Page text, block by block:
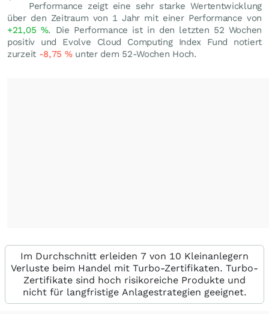
Performance zeigt eine sehr starke Wertentwicklung
über den Zeitraum von 1 Jahr mit einer Performance von
+21,05 %. Die Performance ist in den letzten 52 Wochen
positiv und Evolve Cloud Computing Index Fund notiert
zurzeit -8,75 %unter dem 52-Wochen Hoch.
Im Durchschnitt erleiden 7 von 10 Kleinanlegern
Verluste beim Handel mit Turbo-Zertifikaten. Turbo-
Zertifikate sind hoch risikoreiche Produkte und
nicht für langfristige Anlagestrategien geeignet.